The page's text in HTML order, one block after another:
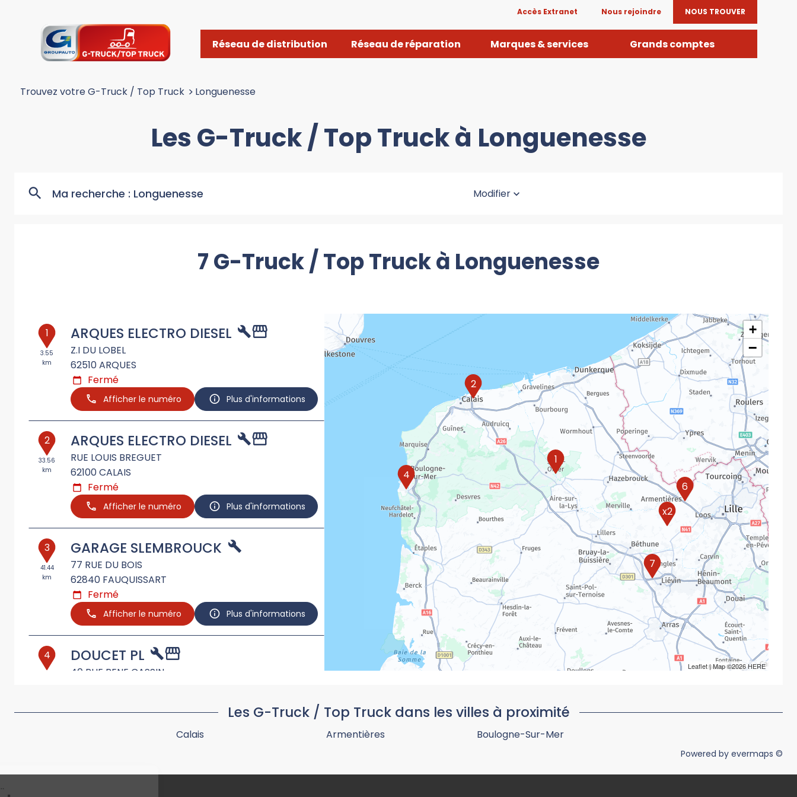
Accès Extranet Nous rejoindre NOUS TROUVER
Réseau de distribution Réseau de réparation Marques & services Grands comptes
Trouvez votre G-Truck / Top Truck > Longuenesse
Les G-Truck / Top Truck à Longuenesse
Ma recherche : Longuenesse Modifier
7 G-Truck / Top Truck à Longuenesse
1
3.55
km
ARQUES ELECTRO DIESEL
Z.I DU LOBEL
62510ARQUES
Fermé
Afficher le numéro Plus d'informations
2
33.56
km
ARQUES ELECTRO DIESEL
RUE LOUIS BREGUET
62100CALAIS
Fermé
Afficher le numéro Plus d'informations
3
41.44
km
GARAGE SLEMBROUCK
77 RUE DU BOIS
62840 FAUQUISSART
Fermé
Afficher le numéro Plus d'informations
4 DOUCET PL
40 RUE RENE CASSIN
Plus d'informations
4
2
1
7
6
x2
+
−
Leaflet| Map ©2026HERE
Les G-Truck / Top Truck dans les villes à proximité
Calais Armentières Boulogne-Sur-Mer
Powered by evermaps ©